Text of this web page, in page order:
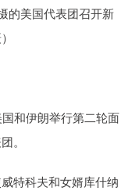
的美国代表团召开新
和伊朗举行第二轮面
。
特科夫和女婿库什纳